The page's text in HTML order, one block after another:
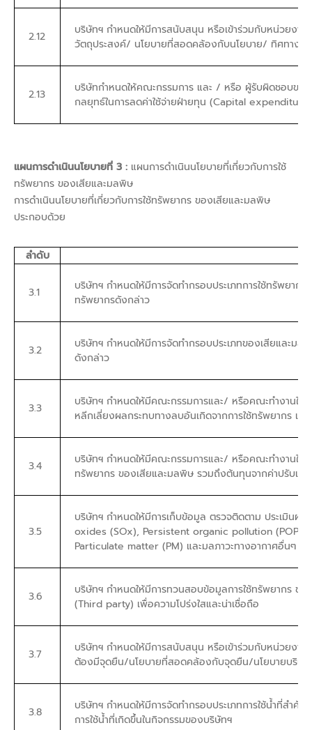
2.12
บริษัทฯ กำหนดให้มีการสนับสนุน หรือเข้าร่วมกับหน่วยง
วัตถุประสงค์/ นโยบายที่สอดคล้องกับนโยบาย/ ทิศทางกา
2.13
บริษัทกำหนดให้คณะกรรมการ และ / หรือ ผู้รับผิดชอบขอ
กลยุทธ์ในการลดค่าใช้จ่ายฝ่ายทุน (Capital
แผนการดำเนินนโยบายที่ 3 : แผนการดำเนินนโยบายที่เกี่ยวกับการใช้
ทรัพยากร ของเสียและมลพิษ
การดำเนินนโยบายที่เกี่ยวกับการใช้ทรัพยากร ของเสียและมลพิษ
ประกอบด้วย
ลำดับ
3.1
บริษัทฯ กำหนดให้มีการจัดทำกรอบประเภทการใช้ทรัพยา
ทรัพยากรดังกล่าว
3.2
บริษัทฯ กำหนดให้มีการจัดทำกรอบประเภทของเสียและม
ดังกล่าว
3.3
บริษัทฯ กำหนดให้มีคณะกรรมการและ/ หรือคณะทำงานใน
หลีกเลี่ยงผลกระทบทางลบอันเกิดจากการใช้ทรัพยากร แ
3.4
บริษัทฯ กำหนดให้มีคณะกรรมการและ/ หรือคณะทำงานใน
ทรัพยากร ของเสียและมลพิษ รวมถึงต้นทุนจากค่าปรับแ
3.5
บริษัทฯ กำหนดให้มีการเก็บข้อมูล ตรวจติดตาม ประเมินผ
oxides (SOx), Persistent organic pollution
Particulate matter (PM) และมลภาวะทางอากาศอื่นๆ จ
3.6
บริษัทฯ กำหนดให้มีการทวนสอบข้อมูลการใช้ทรัพยากร
(Third party) เพื่อความโปร่งใสและน่าเชื่อถือ
3.7
บริษัทฯ กำหนดให้มีการสนับสนุน หรือเข้าร่วมกับหน่วยงา
ต้องมีจุดยืน/นโยบายที่สอดคล้องกับจุดยืน/นโยบายบริษัท
3.8
บริษัทฯ กำหนดให้มีการจัดทำกรอบประเภทการใช้น้ำที่สำ
การใช้น้ำที่เกิดขึ้นในกิจกรรมของบริษัทฯ